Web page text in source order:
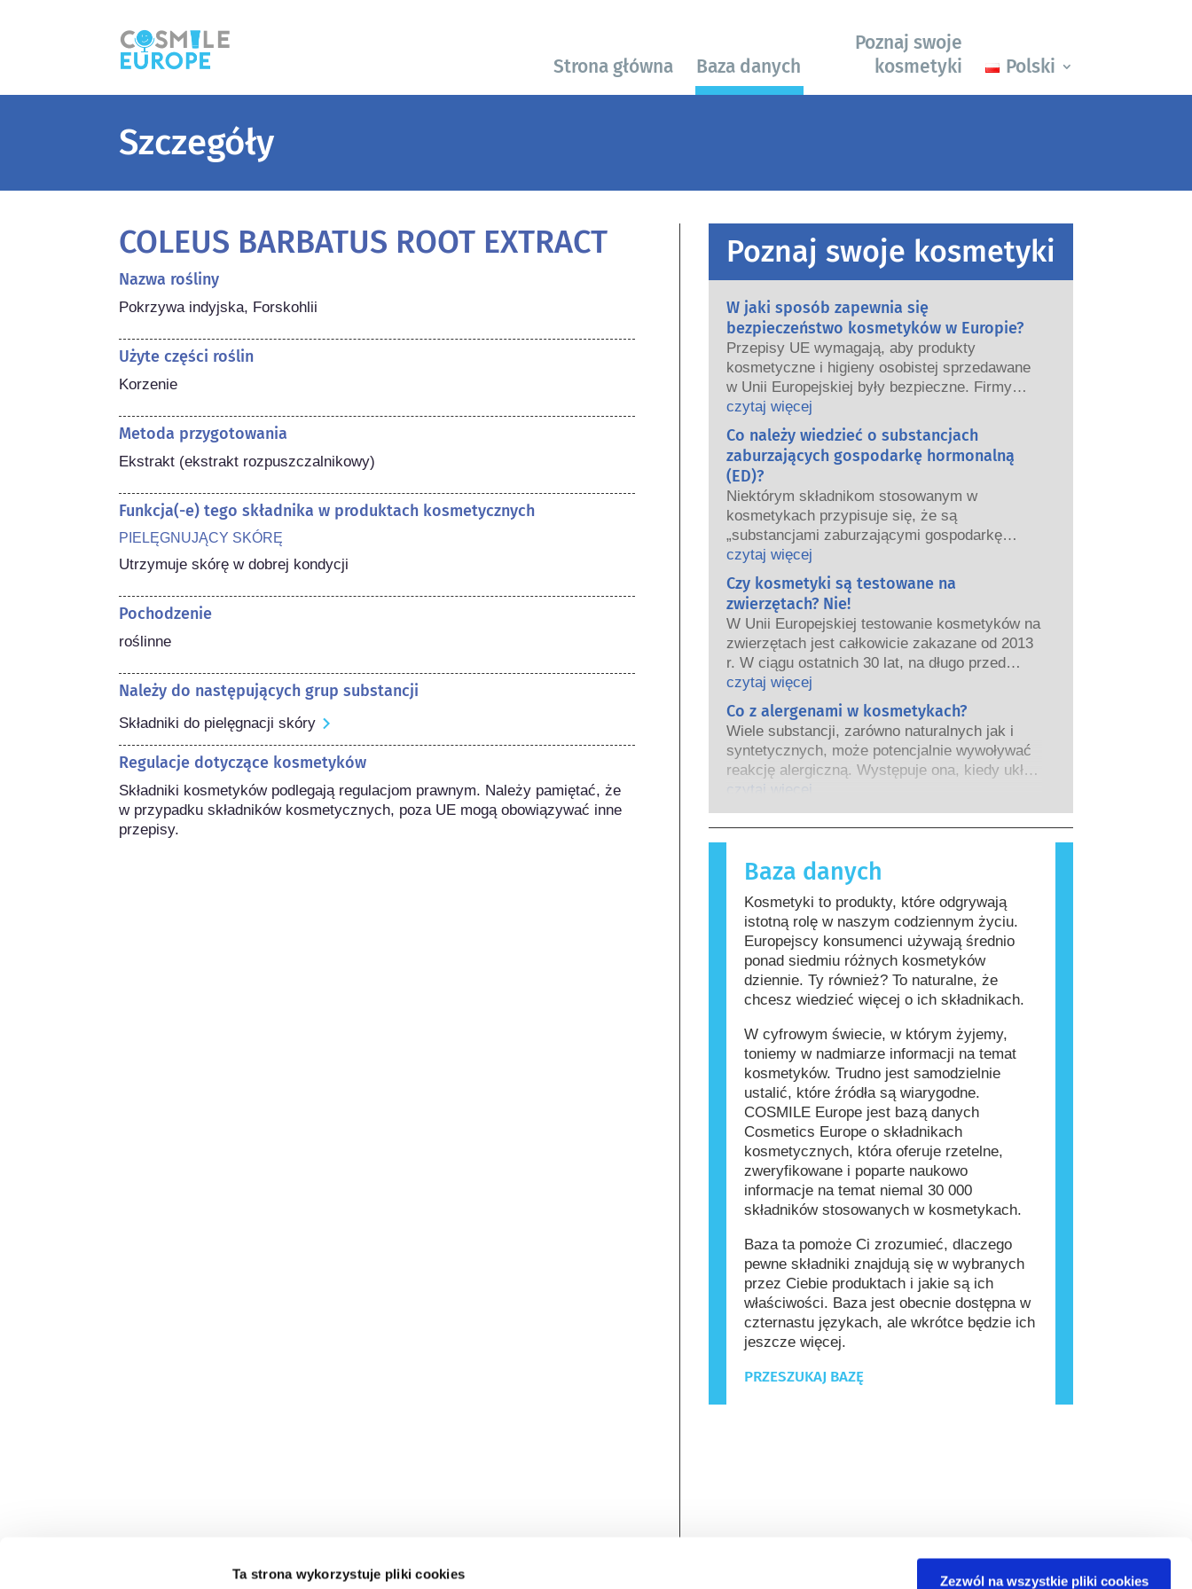
Ta strona wykorzystuje pliki cookies Zezwól na wszystkie pliki cookies
Strona główna Baza danych
Poznaj swoje
kosmetyki
Polski
Szczegóły
COLEUS BARBATUS ROOT EXTRACT
Nazwa rośliny
Pokrzywa indyjska, Forskohlii
Użyte części roślin
Korzenie
Metoda przygotowania
Ekstrakt (ekstrakt rozpuszczalnikowy)
Funkcja(-e) tego składnika w produktach kosmetycznych
PIELĘGNUJĄCY SKÓRĘ
Utrzymuje skórę w dobrej kondycji
Pochodzenie
roślinne
Należy do następujących grup substancji
Składniki do pielęgnacji skóry
Regulacje dotyczące kosmetyków
Składniki kosmetyków podlegają regulacjom prawnym. Należy pamiętać, że
w przypadku składników kosmetycznych, poza UE mogą obowiązywać inne
przepisy.
Poznaj swoje kosmetyki
W jaki sposób zapewnia się
bezpieczeństwo kosmetyków w Europie?
Przepisy UE wymagają, aby produkty
kosmetyczne i higieny osobistej sprzedawane
w Unii Europejskiej były bezpieczne. Firmy
oraz krajowe i europejskie organy regulacyjne
wspólnie ponoszą odpowiedzialność za
bezpieczeństwo produktów kosmetycznych.
czytaj więcej
Co należy wiedzieć o substancjach
zaburzających gospodarkę hormonalną
(ED)?
Niektórym składnikom stosowanym w
kosmetykach przypisuje się, że są
„substancjami zaburzającymi gospodarkę
hormonalną”, ponieważ mogą naśladować
niektóre właściwości naszych hormonów.
Tylko dlatego, że coś może naśladować
hormon, nie oznacza to, że zakłóci prawidłowe
funkcjonowanie układu hormonalnego.
Wiele substancji, w tym te naturalne, naśladuje
hormony. Bardzo niewiele substancji jednak, a
są to głównie leki o silnym działaniu, ma
potwierdzone działanie powodujące zaburzenia
układu hormonalnego.
Rygorystyczne oceny bezpieczeństwa
produktów przeprowadzane przez
wykwalifikowanych ekspertów naukowych, do
zobowiązane, obejmują wszystkie potencjalne
zagrożenia, w tym potencjalne zaburzenia
funkcjonowania układu hormonalnego.
czytaj więcej
Czy kosmetyki są testowane na
zwierzętach? Nie!
W Unii Europejskiej testowanie kosmetyków na
zwierzętach jest całkowicie zakazane od 2013
r. W ciągu ostatnich 30 lat, na długo przed
wprowadzeniem zakazu, przemysł
kosmetyczny inwestował w badania i rozwój,
tak aby stworzyć pionierskie alternatywy dla
testowania na zwierzętach w celu oceny
bezpieczeństwa składników i produktów
kosmetycznych.
czytaj więcej
Co z alergenami w kosmetykach?
Wiele substancji, zarówno naturalnych jak i
syntetycznych, może potencjalnie wywoływać
reakcję alergiczną. Występuje ona, kiedy układ
odpornościowy danej osoby zareaguje na
nieszkodliwe. Substancja, która powoduje
reakcję alergiczną nazywana jest alergenem.
Kosmetyki i produkty do pielęgnacji ciała mogą
zawierać składniki, które dla niektórych osób
mogą okazać się alergizujące. Nie oznacza to
jednak, że produkt nie jest bezpieczny dla
innych.
czytaj więcej
Baza danych
Kosmetyki to produkty, które odgrywają
istotną rolę w naszym codziennym życiu.
Europejscy konsumenci używają średnio
ponad siedmiu różnych kosmetyków
dziennie. Ty również? To naturalne, że
chcesz wiedzieć więcej o ich składnikach.
W cyfrowym świecie, w którym żyjemy,
toniemy w nadmiarze informacji na temat
kosmetyków. Trudno jest samodzielnie
ustalić, które źródła są wiarygodne.
COSMILE Europe jest bazą danych
Cosmetics Europe o składnikach
kosmetycznych, która oferuje rzetelne,
zweryfikowane i poparte naukowo
informacje na temat niemal 30 000
składników stosowanych w kosmetykach.
Baza ta pomoże Ci zrozumieć, dlaczego
pewne składniki znajdują się w wybranych
przez Ciebie produktach i jakie są ich
właściwości. Baza jest obecnie dostępna w
czternastu językach, ale wkrótce będzie ich
jeszcze więcej.
PRZESZUKAJ BAZĘ